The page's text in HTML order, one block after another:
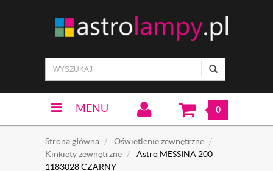
MENU 0
Strona główna
Oświetlenie zewnętrzne
Kinkiety zewnętrzne
Astro MESSINA 200
1183028 CZARNY